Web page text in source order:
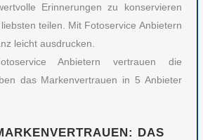
Erinnerungen zu konservieren
teilen. Mit Fotoservice Anbietern
leicht ausdrucken.
Anbietern vertrauen die
das Markenvertrauen in 5 Anbieter
DAS